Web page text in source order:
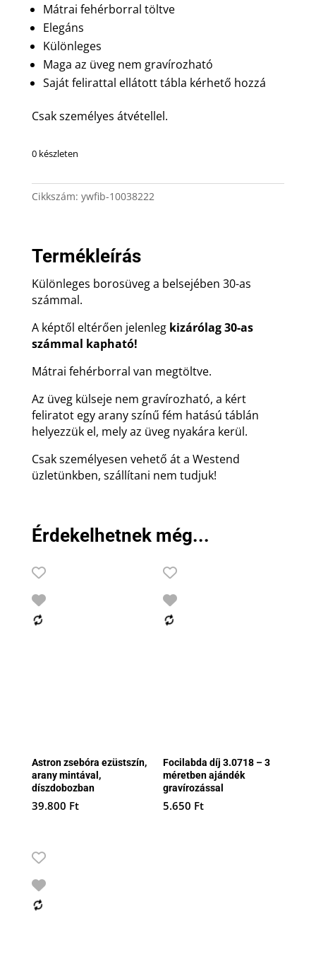
Mátrai fehérborral töltve
Elegáns
Különleges
Maga az üveg nem gravírozható
Saját felirattal ellátott tábla kérhető hozzá
Csak személyes átvétellel.
0 készleten
Cikkszám: ywfib-10038222
Termékleírás
Különleges borosüveg a belsejében 30-as
számmal.
A képtől eltérően jelenlegkizárólag 30-as
számmal kapható!
Mátrai fehérborral van megtöltve.
Az üveg külseje nem gravírozható, a kért
feliratot egy arany színű fém hatású táblán
helyezzük el, mely az üveg nyakára kerül.
Csak személyesen vehető át a Westend
üzletünkben, szállítani nem tudjuk!
Érdekelhetnek még...
Astron zsebóra ezüstszín,
arany mintával,
díszdobozban
39.800 Ft
Focilabda díj 3.0718 – 3
méretben ajándék
gravírozással
5.650 Ft